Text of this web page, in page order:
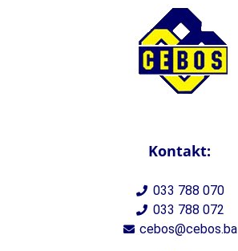
Kontakt:
033 788 070
033 788 072
cebos@cebos.ba